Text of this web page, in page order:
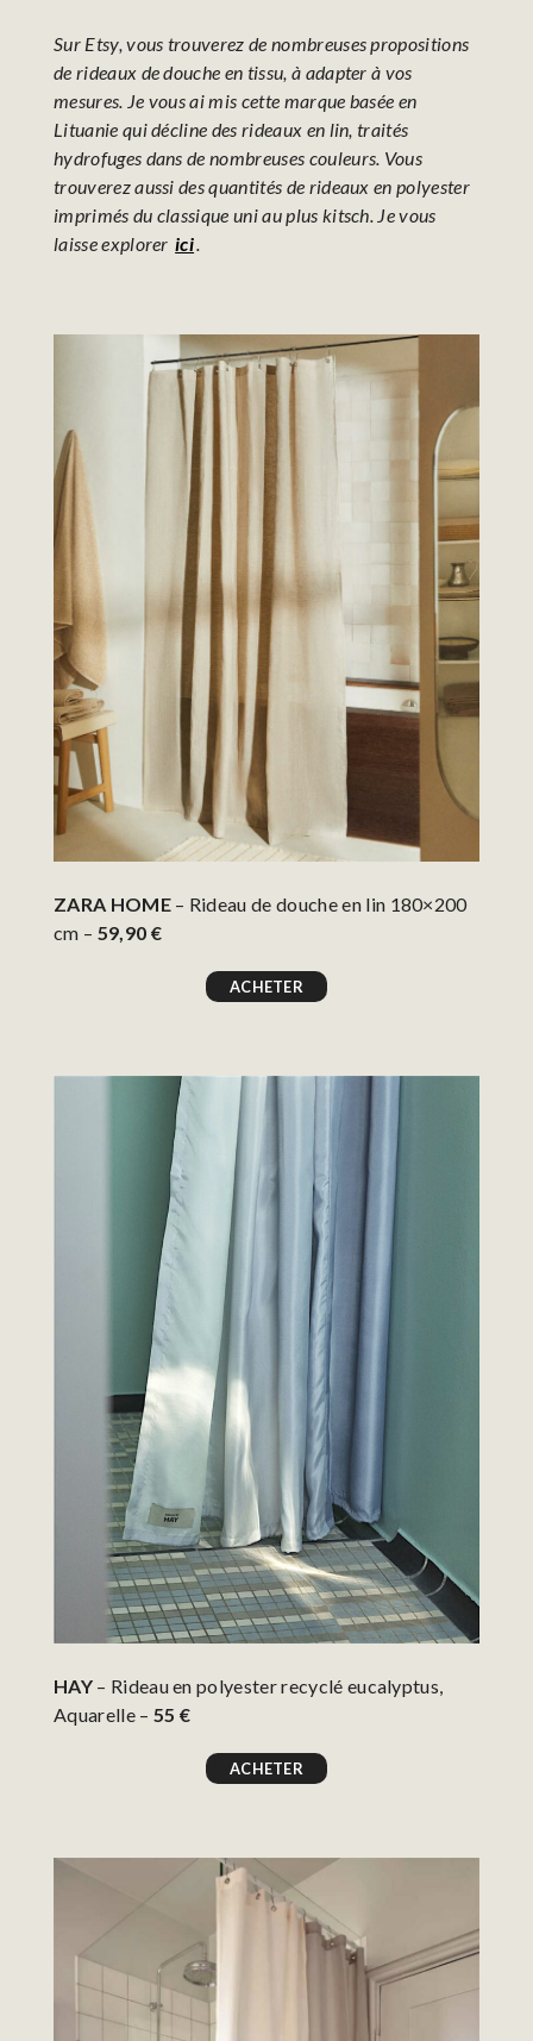
Sur Etsy, vous trouverez de nombreuses propositions
de rideaux de douche en tissu, à adapter à vos
mesures. Je vous ai mis cette marque basée en
Lituanie qui décline des rideaux en lin, traités
hydrofuges dans de nombreuses couleurs. Vous
trouverez aussi des quantités de rideaux en polyester
imprimés du classique uni au plus kitsch. Je vous
laisse explorer ici
ZARA HOME– Rideau de douche en lin 180×200
cm – 59,90 €
ACHETER
HAY– Rideau en polyester recyclé eucalyptus,
Aquarelle – 55 €
ACHETER